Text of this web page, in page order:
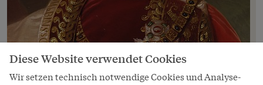
Diese Website verwendet Cookies
Wir setzen technisch notwendige Cookies und Analyse-